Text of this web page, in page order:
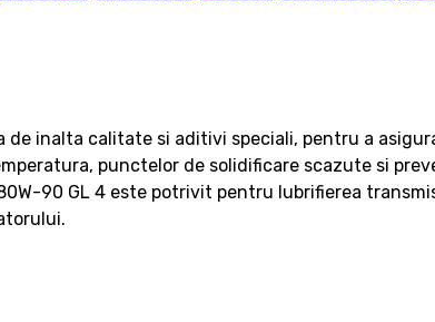
de inalta calitate si aditivi speciali, pentru a
punctelor de solidificare scazute si
90 GL 4 este potrivit pentru lubrifierea